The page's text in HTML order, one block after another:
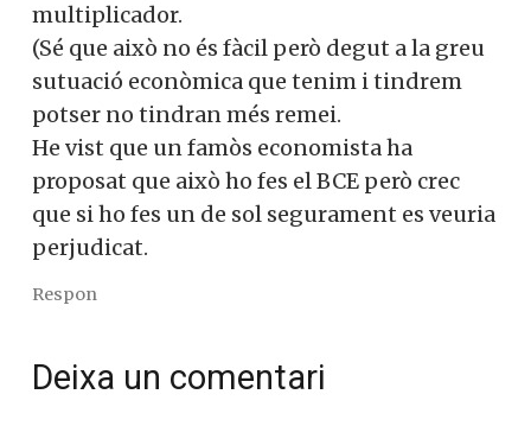
multiplicador.
(Sé que això no és fàcil però degut a la greu
sutuació econòmica que tenim i tindrem
potser no tindran més remei.
He vist que un famòs economista ha
proposat que això ho fes el BCE però crec
que si ho fes un de sol segurament es veuria
perjudicat.
Respon
Deixa un comentari